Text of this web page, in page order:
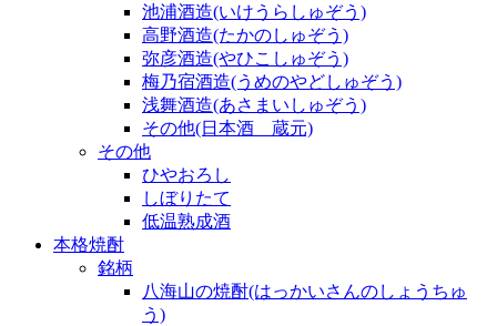
池浦酒造(いけうらしゅぞう)
高野酒造(たかのしゅぞう)
弥彦酒造(やひこしゅぞう)
梅乃宿酒造(うめのやどしゅぞう)
浅舞酒造(あさまいしゅぞう)
その他(日本酒 蔵元)
その他
ひやおろし
しぼりたて
低温熟成酒
本格焼酎
銘柄
八海山の焼酎(はっかいさんのしょうちゅ
う)